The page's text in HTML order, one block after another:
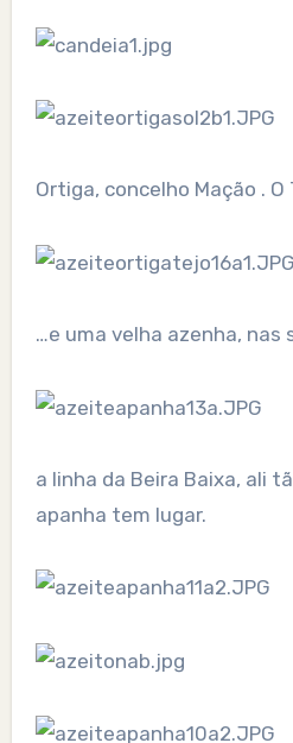
Ortiga, concelho Mação . O
…e uma velha azenha, nas
a linha da Beira Baixa, ali
apanha tem lugar.